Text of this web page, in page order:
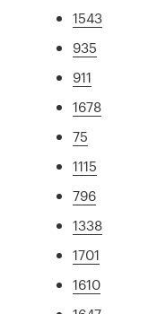
1543
935
911
1678
75
1115
796
1338
1701
1610